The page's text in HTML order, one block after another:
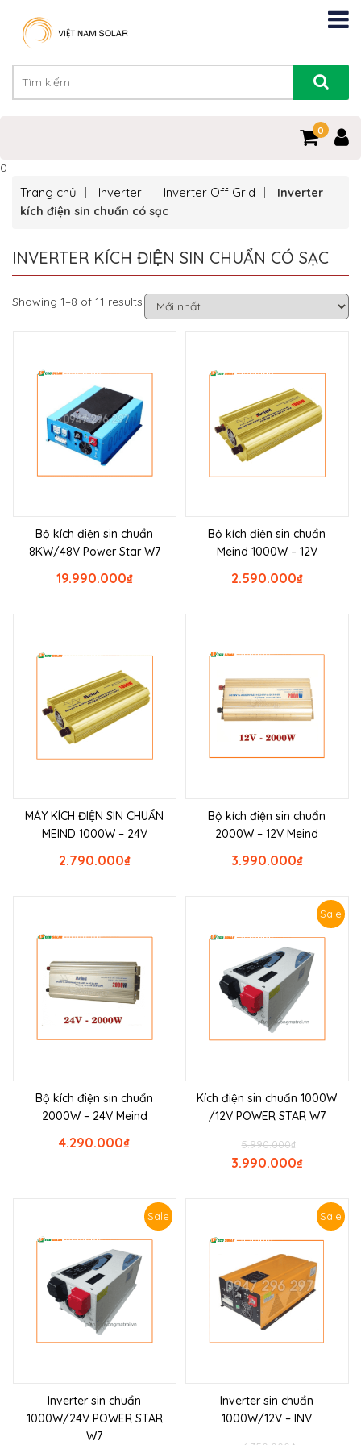
0
0
Trang chủ Inverter Inverter Off Grid
Inverter
kích điện sin chuẩn có sạc
INVERTER KÍCH ĐIỆN SIN CHUẨN CÓ SẠC
Showing 1–8 of 11 results
Bộ kích điện sin chuẩn
8KW/48V Power Star W7
₫
19.990.000
Bộ kích điện sin chuẩn
Meind 1000W – 12V
₫
2.590.000
MÁY KÍCH ĐIỆN SIN CHUẨN
MEIND 1000W – 24V
₫
2.790.000
Bộ kích điện sin chuẩn
2000W – 12V Meind
₫
3.990.000
Bộ kích điện sin chuẩn
2000W – 24V Meind
₫
4.290.000
Sale
Kích điện sin chuẩn 1000W
/12V POWER STAR W7
₫
5.990.000
₫
3.990.000
Sale
Inverter sin chuẩn
1000W/24V POWER STAR
W7
Sale
Inverter sin chuẩn
1000W/12V – INV